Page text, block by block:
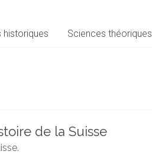
historiques Sciences théoriques
de la Suisse